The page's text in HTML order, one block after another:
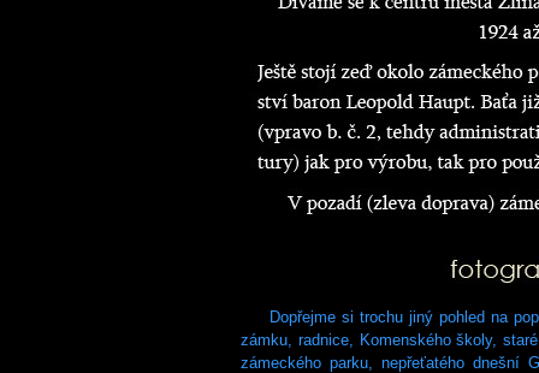
Dopřejme si trochu jiný pohled na
zámku, radnice, Komenského školy,
zámeckého parku, nepřeťatého dnešní